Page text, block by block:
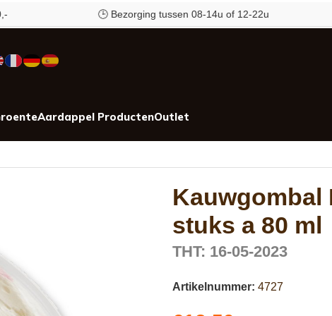
🕒 Bezorging tussen 08-14u of 12-22u
Aardappel ProductenOutlet
Kauwgombal
stuks a 80 ml
THT: 16-05-2023
Artikelnummer: 4727